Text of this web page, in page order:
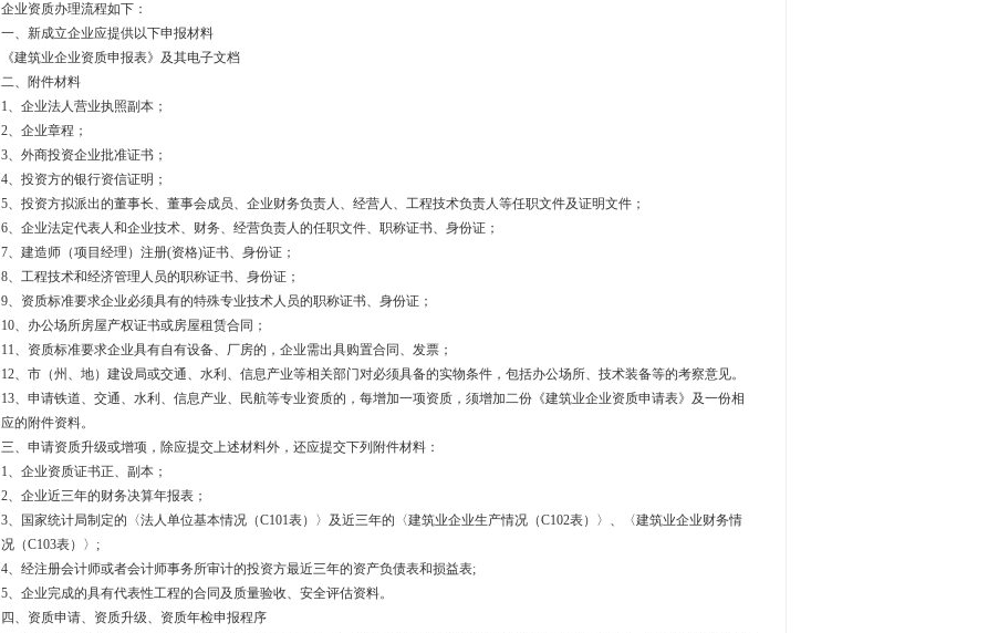
企业资质办理流程如下：
一、新成立企业应提供以下申报材料
《建筑业企业资质申报表》及其电子文档
二、附件材料
1、企业法人营业执照副本；
2、企业章程；
3、外商投资企业批准证书；
4、投资方的银行资信证明；
5、投资方拟派出的董事长、董事会成员、企业财务负责人、经营人、工程技术负责人等任职文件及证明文件；
6、企业法定代表人和企业技术、财务、经营负责人的任职文件、职称证书、身份证；
7、建造师（项目经理）注册(资格)证书、身份证；
8、工程技术和经济管理人员的职称证书、身份证；
9、资质标准要求企业必须具有的特殊专业技术人员的职称证书、身份证；
10、办公场所房屋产权证书或房屋租赁合同；
11、资质标准要求企业具有自有设备、厂房的，企业需出具购置合同、发票；
12、市（州、地）建设局或交通、水利、信息产业等相关部门对必须具备的实物条件，包括办公场所、技术装备等的考察意见。
13、申请铁道、交通、水利、信息产业、民航等专业资质的，每增加一项资质，须增加二份《建筑业企业资质申请表》及一份相
应的附件资料。
三、申请资质升级或增项，除应提交上述材料外，还应提交下列附件材料：
1、企业资质证书正、副本；
2、企业近三年的财务决算年报表；
3、国家统计局制定的〈法人单位基本情况（C101表）〉及近三年的〈建筑业企业生产情况（C102表）〉、〈建筑业企业财务情
况（C103表）〉;
4、经注册会计师或者会计师事务所审计的投资方最近三年的资产负债表和损益表;
5、企业完成的具有代表性工程的合同及质量验收、安全评估资料。
四、资质申请、资质升级、资质年检申报程序